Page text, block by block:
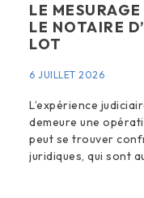
LE
LE NOTAIRE
LOT
6 JUILLET 2026
L’expérience
demeure une
peut se trouver
juridiques, qui sont